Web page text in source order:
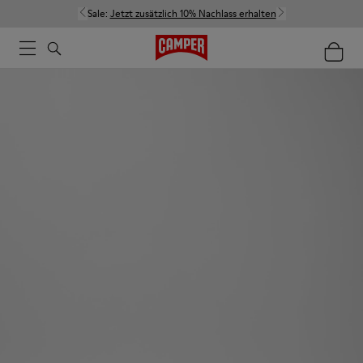
Sale: Jetzt zusätzlich 10% Nachlass erhalten